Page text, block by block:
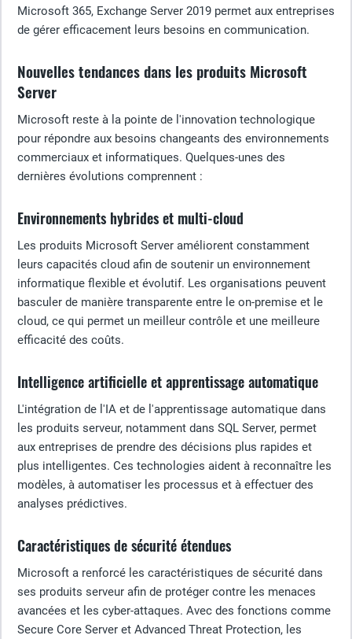
Microsoft 365, Exchange Server 2019 permet aux entreprises
de gérer efficacement leurs besoins en communication.
Nouvelles tendances dans les produits Microsoft
Server
Microsoft reste à la pointe de l'innovation technologique
pour répondre aux besoins changeants des environnements
commerciaux et informatiques. Quelques-unes des
dernières évolutions comprennent :
Environnements hybrides et multi-cloud
Les produits Microsoft Server améliorent constamment
leurs capacités cloud afin de soutenir un environnement
informatique flexible et évolutif. Les organisations peuvent
basculer de manière transparente entre le on-premise et le
cloud, ce qui permet un meilleur contrôle et une meilleure
efficacité des coûts.
Intelligence artificielle et apprentissage automatique
L'intégration de l'IA et de l'apprentissage automatique dans
les produits serveur, notamment dans SQL Server, permet
aux entreprises de prendre des décisions plus rapides et
plus intelligentes. Ces technologies aident à reconnaître les
modèles, à automatiser les processus et à effectuer des
analyses prédictives.
Caractéristiques de sécurité étendues
Microsoft a renforcé les caractéristiques de sécurité dans
ses produits serveur afin de protéger contre les menaces
avancées et les cyber-attaques. Avec des fonctions comme
Secure Core Server et Advanced Threat Protection, les